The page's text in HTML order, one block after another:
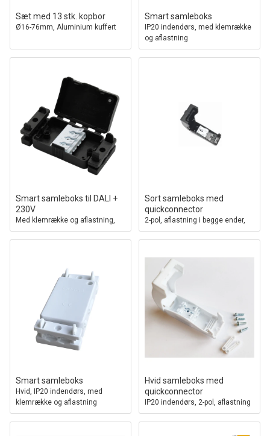
Sæt med 13 stk. kopbor
Ø16-76mm, Aluminium kuffert
Smart samleboks
IP20 indendørs, med klemrække
og aflastning
Smart samleboks til DALI +
230V
Med klemrække og aflastning,
IP20 indendørs
Sort samleboks med
quickconnector
2-pol, aflastning i begge ender,
IP20 indendørs
Smart samleboks
Hvid, IP20 indendørs, med
klemrække og aflastning
Hvid samleboks med
quickconnector
IP20 indendørs, 2-pol, aflastning